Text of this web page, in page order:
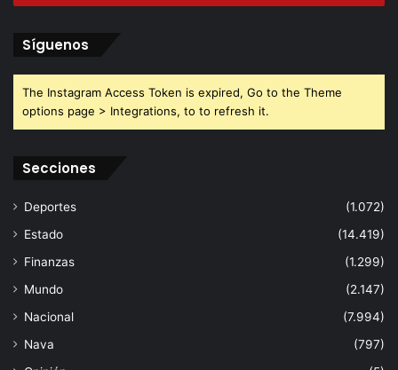
Síguenos
The Instagram Access Token is expired, Go to the Theme
options page > Integrations, to to refresh it.
Secciones
Deportes
(1.072)
Estado
(14.419)
Finanzas
(1.299)
Mundo
(2.147)
Nacional
(7.994)
Nava
(797)